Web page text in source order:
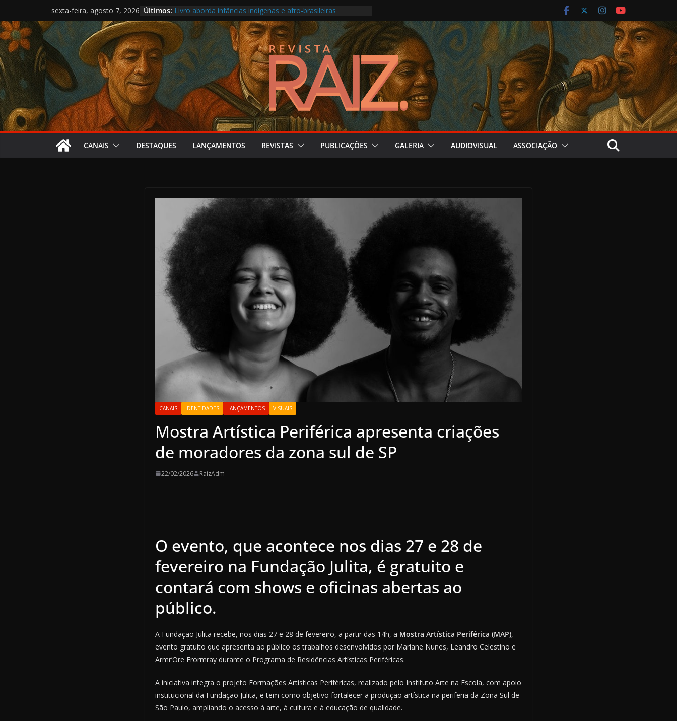
para
o
conteúdo
sexta-feira, agosto 7, 2026 Últimos: Livro aborda infâncias indígenas e afro-brasileiras
Samba da Volta transforma roda carioca em álbum ao vivo
O circo presente no Festival do Patrimônio em São Paulo
Cartografia reúne produção musical ligada à saúde mental
Nova lei aproxima os Pontos de Cultura e as escolas
CANAIS DESTAQUES LANÇAMENTOS REVISTAS PUBLICAÇÕES GALERIA AUDIOVISUAL ASSOCIAÇÃO
CANAIS IDENTIDADES LANÇAMENTOS VISUAIS
Mostra Artística Periférica apresenta criações
de moradores da zona sul de SP
22/02/2026 RaizAdm
O evento, que acontece nos dias 27 e 28 de
fevereiro na Fundação Julita, é gratuito e
contará com shows e oficinas abertas ao
público.
A Fundação Julita recebe, nos dias 27 e 28 de fevereiro, a partir das 14h, a Mostra Artística Periférica (MAP),
evento gratuito que apresenta ao público os trabalhos desenvolvidos por Mariane Nunes, Leandro Celestino e
Armr’Ore Erormray durante o Programa de Residências Artísticas Periféricas.
A iniciativa integra o projeto Formações Artísticas Periféricas, realizado pelo Instituto Arte na Escola, com apoio
institucional da Fundação Julita, e tem como objetivo fortalecer a produção artística na periferia da Zona Sul de
São Paulo, ampliando o acesso à arte, à cultura e à educação de qualidade.